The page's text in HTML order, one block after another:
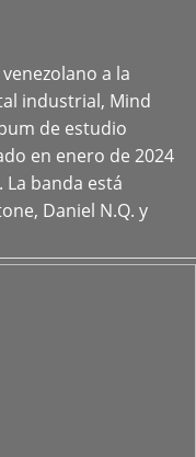
a la
industrial, Mind
de estudio
en enero de 2024
banda está
Daniel N.Q. y